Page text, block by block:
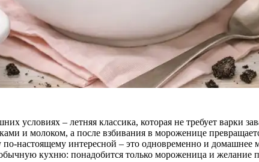
условиях – летняя классика, которая не требует варки
и молоком, а после взбивания в мороженице
настоящему интересной – это одновременно и
кухню: понадобится только мороженица и